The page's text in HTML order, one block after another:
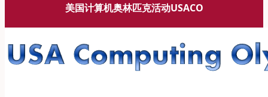
美国计算机奥林匹克活动USACO